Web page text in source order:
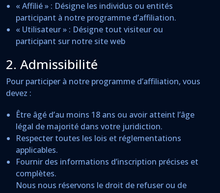
« Affilié » : Désigne les individus ou entités
participant à notre programme d’affiliation.
« Utilisateur » : Désigne tout visiteur ou
participant sur notre site web
2. Admissibilité
Pour participer à notre programme d’affiliation, vous
devez :
Être âgé d’au moins 18 ans ou avoir atteint l’âge
légal de majorité dans votre juridiction.
Respecter toutes les lois et réglementations
applicables.
Fournir des informations d’inscription précises et
complètes.
Nous nous réservons le droit de refuser ou de